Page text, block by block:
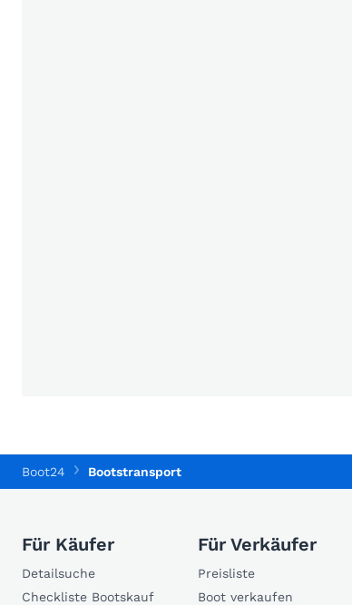
Boot24 Bootstransport
Für Käufer
Detailsuche
Checkliste Bootskauf
Für Verkäufer
Preisliste
Boot verkaufen